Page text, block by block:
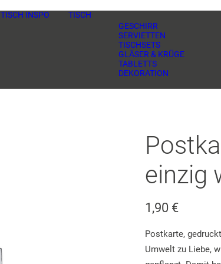
TISCH INSPO
TISCH
GESCHIRR
SERVIETTEN
TISCHSETS
GLÄSER & KRÜGE
TABLETTS
DEKORATION
einzig
1,90 €
Postkarte,
Umwelt zu Liebe,